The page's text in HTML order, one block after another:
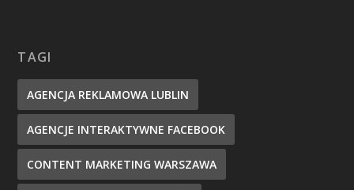
TAGI
AGENCJA REKLAMOWA LUBLIN
AGENCJE INTERAKTYWNE FACEBOOK
CONTENT MARKETING WARSZAWA